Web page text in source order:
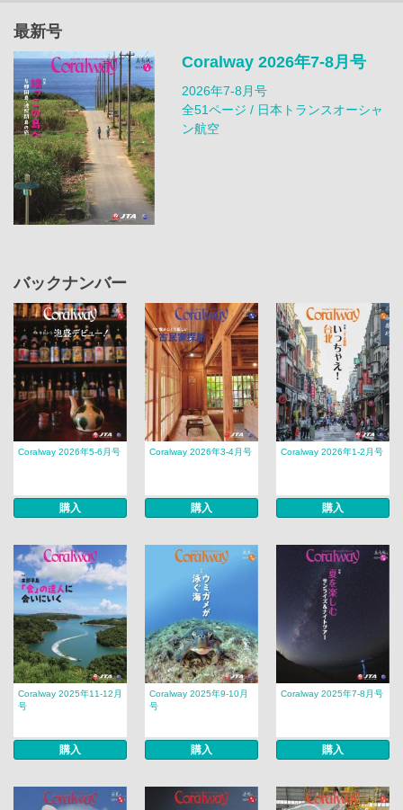
最新号
Coralway 2026年7-8月号
2026年7-8月号
全51ページ / 日本トランスオーシャ
ン航空
バックナンバー
Coralway 2026年5-6月号
購入
Coralway 2026年3-4月号
購入
Coralway 2026年1-2月号
購入
Coralway 2025年11-12月
号
購入
Coralway 2025年9-10月
号
購入
Coralway 2025年7-8月号
購入